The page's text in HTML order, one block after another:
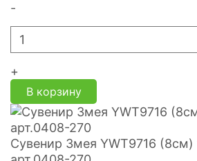
-
+
В корзину
Сувенир Змея YWT9716 (8см)